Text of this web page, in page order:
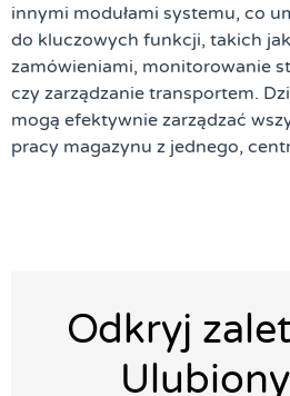
innymi modułami systemu, co
do kluczowych funkcji, takich
zamówieniami, monitorowanie
czy zarządzanie transportem.
mogą efektywnie zarządzać
pracy magazynu z jednego,
Odkryj